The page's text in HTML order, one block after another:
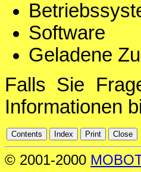
Software
Geladene
Falls Sie
Informationen
© 2001-2000